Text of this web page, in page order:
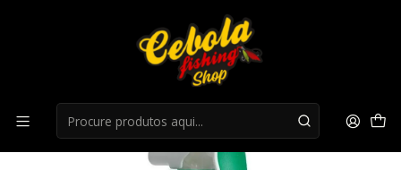
Acessorios anzois
Atrativo Berkley Gulp Alive 237ml - Camarão